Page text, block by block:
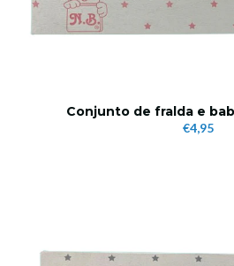
Conjunto de fralda e
€4,95